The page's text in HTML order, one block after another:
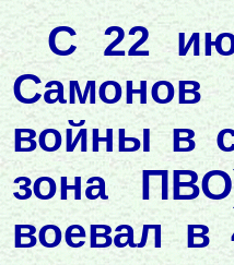
С 22
Самонов
войны в
зона
воевал в